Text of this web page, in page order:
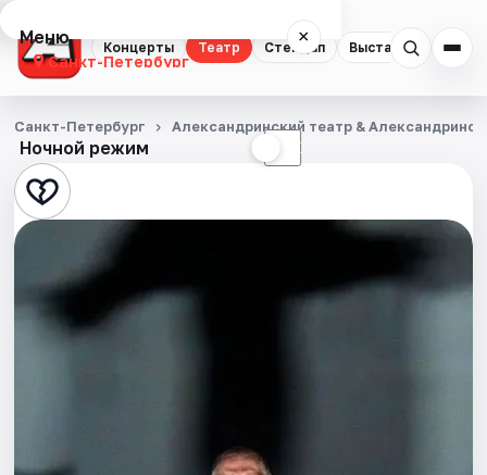
Концерты Театр Стендап Выставки
Меню ×
Санкт-Петербург
Концерты
Театр
Стендап
Выставки
Квесты
События
Ночной режим ☾
Санкт-Петербург Александринский театр &